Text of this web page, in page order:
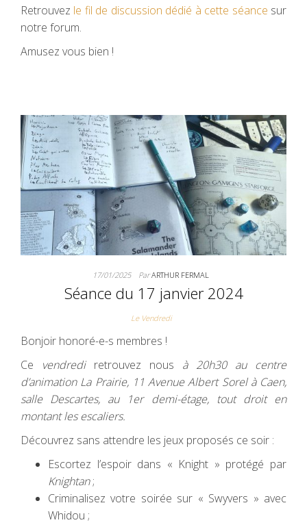
Retrouvez le fil de discussion dédié à cette séance sur
notre forum.
Amusez vous bien !
17/01/2025 ParARTHUR FERMAL
Séance du 17 janvier 2024
Le Vendredi
Bonjoir honoré-e-s membres !
Ce vendredi retrouvez nous à 20h30 au centre
d’animation La Prairie, 11 Avenue Albert Sorel à Caen,
salle Descartes, au 1er demi-étage, tout droit en
montant les escaliers.
Découvrez sans attendre les jeux proposés ce soir :
Escortez l’espoir dans « Knight » protégé par
Knightan;
Criminalisez votre soirée sur « Swyvers » avec
Whidou ;